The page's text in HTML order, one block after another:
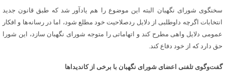
سخنگوی شورای نگهبان البته این موضوع را هم یادآور شد که طبق قانون جدید
انتخابات اگرچه داوطلبی از دلایل ردصلاحیت خود مطلع شود، اما در رسانه‌ها و افکار
عمومی دلایل واهی مطرح کند و اتهاماتی را متوجه شورای نگهبان سازد، این شورا
حق دارد که از خود دفاع کند.
گفت‌وگوی تلفنی اعضای شورای نگهبان با برخی از کاندیدا‌ها